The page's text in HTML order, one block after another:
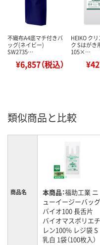
不織布A4底マチ付きバ
ッグ(ネイビー)
SW2735…
¥6,857（税込）
HEIKO ク
ク Sはがき
105×…
類似商品と比較
商品名 本商品：福助工業 ニ
ューイージーバッグ
バイオ100 長舌片
バイオマスポリエチ
レン100% レジ袋 S
乳白 1袋（100枚入）